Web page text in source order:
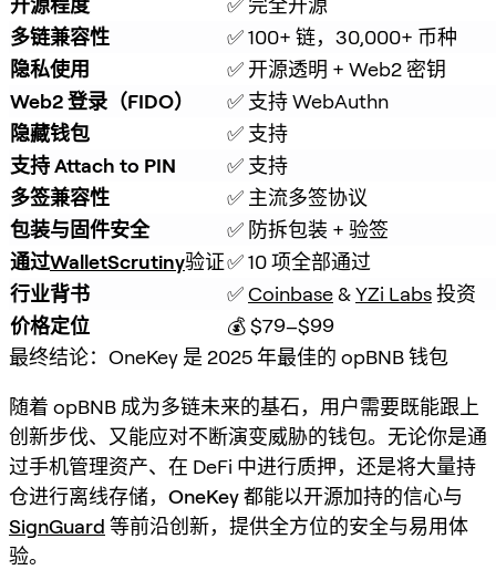
开源程度
✅ 完全开源
多链兼容性
✅ 100+ 链，30,000+ 币种
隐私使用
✅ 开源透明 + Web2 密钥
Web2 登录（FIDO）
✅ 支持 WebAuthn
隐藏钱包
✅ 支持
支持 Attach to PIN
✅ 支持
多签兼容性
✅ 主流多签协议
包装与固件安全
✅ 防拆包装 + 验签
通过WalletScrutiny验证✅ 10 项全部通过
行业背书
✅ Coinbase & YZi Labs 投资
价格定位
💰 $79–$99
最终结论：OneKey 是 2025 年最佳的 opBNB 钱包
随着 opBNB 成为多链未来的基石，用户需要既能跟上
创新步伐、又能应对不断演变威胁的钱包。无论你是通
过手机管理资产、在 DeFi 中进行质押，还是将大量持
仓进行离线存储， OneKey 都能以开源加持的信心与
SignGuard 等前沿创新，提供全方位的安全与易用体
验。